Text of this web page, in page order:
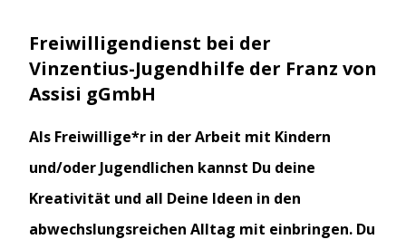
Freiwilligendienst bei der
Vinzentius-Jugendhilfe der Franz von
Assisi gGmbH
Als Freiwillige*r in der Arbeit mit Kindern
und/oder Jugendlichen kannst Du deine
Kreativität und all Deine Ideen in den
abwechslungsreichen Alltag mit einbringen. Du